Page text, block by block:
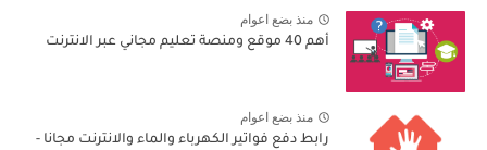
منذ بضع اعوام
أهم 40 موقع ومنصة تعليم مجاني عبر الانترنت
منذ بضع اعوام
رابط دفع فواتير الكهرباء والماء والانترنت مجانا -